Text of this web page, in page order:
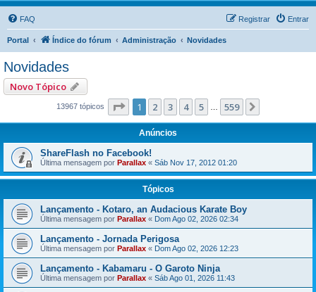
FAQ Entrar
Registrar
Portal Índice do fórum Administração Novidades
Novidades
Novo Tópico
13967 tópicos Página de 559
1 2 3 4 5 559
Anúncios
ShareFlash no Facebook!
Última mensagem por Parallax « Sáb Nov 17, 2012 01:20
Tópicos
Lançamento - Kotaro, an Audacious Karate Boy
Última mensagem por Parallax « Dom Ago 02, 2026 02:34
Lançamento - Jornada Perigosa
Última mensagem por Parallax « Dom Ago 02, 2026 12:23
Lançamento - Kabamaru - O Garoto Ninja
Última mensagem por Parallax « Sáb Ago 01, 2026 11:43